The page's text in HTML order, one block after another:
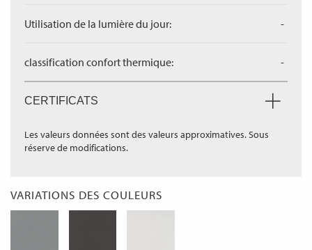
Utilisation de la lumière du jour: -
classification confort thermique: -
CERTIFICATS
Les valeurs données sont des valeurs approximatives. Sous
réserve de modifications.
VARIATIONS DES COULEURS